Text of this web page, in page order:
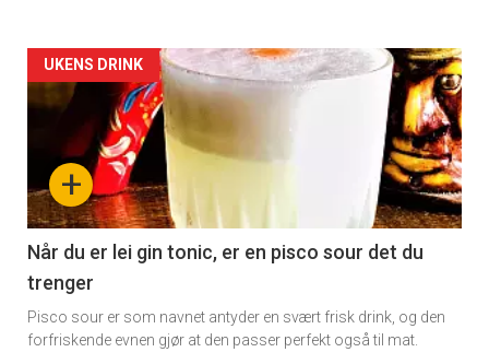
Artikler
detail
section
11
+
UKENS DRINK
Når du er lei gin tonic, er en pisco sour det du
trenger
Pisco sour er som navnet antyder en svært frisk drink, og den
forfriskende evnen gjør at den passer perfekt også til mat.